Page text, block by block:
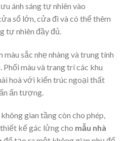
ánh sáng tự nhiên vào
sổ lớn, cửa đi và có thể thêm
tự nhiên đầy đủ.
màu sắc nhẹ nhàng và trung tính
màu và trang trí các khu
hoà với kiến trúc ngoại thất
ấn tượng.
gian tầng còn cho phép,
kế gác lửng cho mẫu nhà